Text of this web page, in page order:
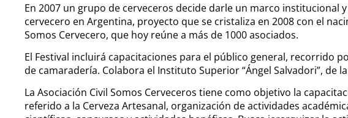
En 2007 un grupo de cerveceros decide darle un marco institucional
cervecero en Argentina, proyecto que se cristaliza en 2008 con el
Somos Cervecero, que hoy reúne a más de 1000 asociados.
El Festival incluirá capacitaciones para el público general, recorrido
de camaradería. Colabora el Instituto Superior “Ángel Salvadori”, de la
La Asociación Civil Somos Cerveceros tiene como objetivo la
referido a la Cerveza Artesanal, organización de actividades